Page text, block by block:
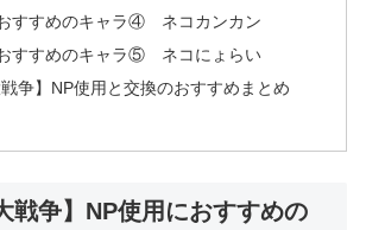
すすめのキャラ④ ネコカンカン
すすめのキャラ⑤ ネコにょらい
戦争】NP使用と交換のおすすめまとめ
戦争】NP使用におすすめの